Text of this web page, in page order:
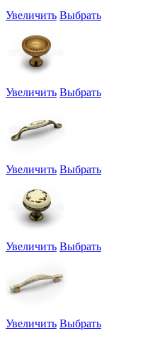
Увеличить Выбрать
Увеличить Выбрать
Увеличить Выбрать
Увеличить Выбрать
Увеличить Выбрать